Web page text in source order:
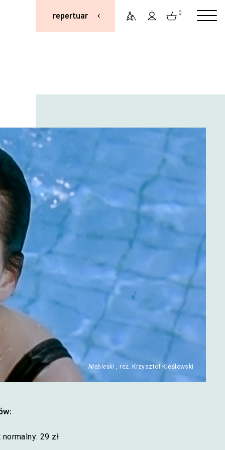
repertuar 0
Niebieski , reż. Krzysztof Kieślowski
29 zł